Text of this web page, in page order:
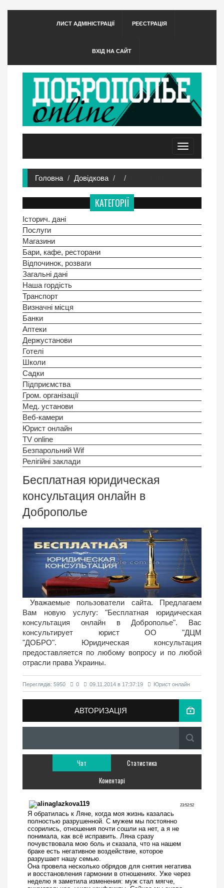
ЛИСТ АДМІНІСТРАЦІЇ РЕЄСТРАЦІЯ
ВХІД НА САЙТ
Toggle
navigation
Головна Довідкова
КАТЕГОРІЇ
Історич. дані
Послуги
Магазини
Бари, кафе, ресторани
Відпочинок, розваги
Загальні дані
Наша гордість
Транспорт
Визначні місця
Банки
Аптеки
Держустанови
Готелi
Школи
Садки
Підприємства
Гром. організації
Мед. установи
Веб-камери
Юрист онлайн
TV online
Безпарольний Wif
Релігійні заклади
Бесплатная юридическая
консультация онлайн в
Доброполье
Уважаемые пользователи сайта. Предлагаем
Вам новую услугу: "Бесплатная юридическая
консультация онлайн в Доброполье". Вас
консультирует юристОО "ДЦМ
"ДОБРО". Юридическая консультация
предоставляется по любому вопросу и по любой
отрасли права Украины.
Переглядiв: 5950 0 09.11.2014 в 17:37:19 Юрист онлайн
АВТОРИЗАЦІЯ
Чат
Статистика
Коментарі